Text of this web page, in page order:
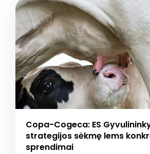
Copa-Cogeca: ES
strategijos sėkmę lems
sprendimai